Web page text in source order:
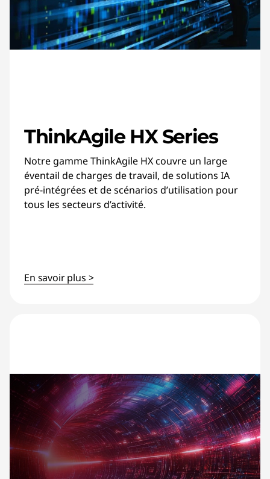
ThinkAgile HX Series
Notre gamme ThinkAgile HX couvre un large
éventail de charges de travail, de solutions IA
pré-intégrées et de scénarios d’utilisation pour
tous les secteurs d’activité.
En savoir plus >